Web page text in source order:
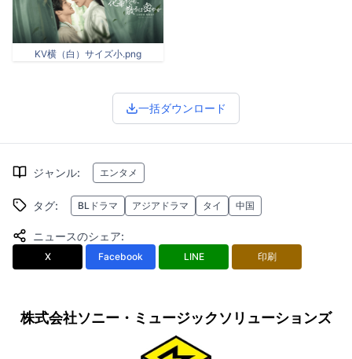
KV横（白）サイズ小.png
一括ダウンロード
ジャンル: エンタメ
タグ: BLドラマ アジアドラマ タイ 中国
ニュースのシェア:
X Facebook LINE 印刷
株式会社ソニー・ミュージックソリューションズ